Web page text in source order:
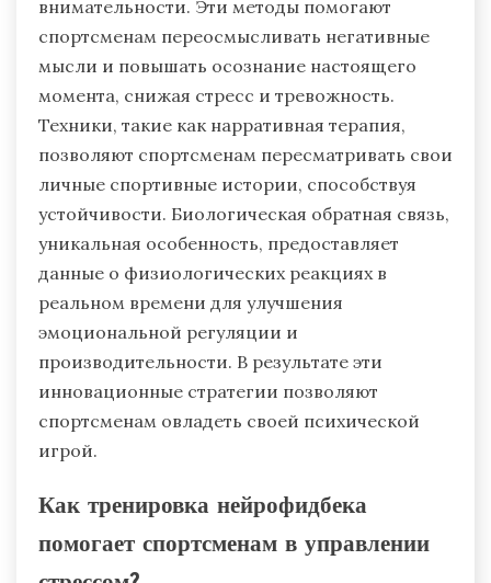
внимательности. Эти методы помогают
спортсменам переосмысливать негативные
мысли и повышать осознание настоящего
момента, снижая стресс и тревожность.
Техники, такие как нарративная терапия,
позволяют спортсменам пересматривать свои
личные спортивные истории, способствуя
устойчивости. Биологическая обратная связь,
уникальная особенность, предоставляет
данные о физиологических реакциях в
реальном времени для улучшения
эмоциональной регуляции и
производительности. В результате эти
инновационные стратегии позволяют
спортсменам овладеть своей психической
игрой.
Как тренировка нейрофидбека
помогает спортсменам в управлении